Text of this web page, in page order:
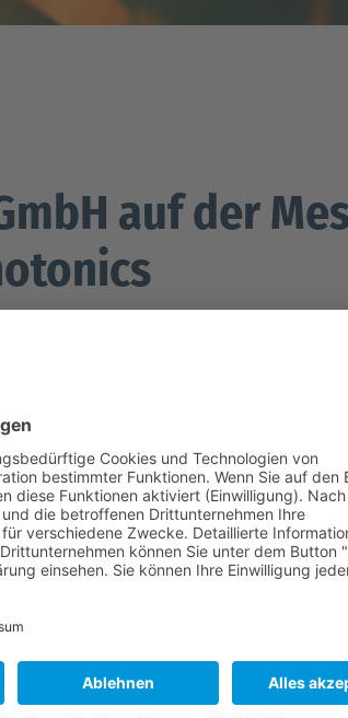
auf der
hiermit laden wir Sie
Komponenten,
ein. Sie findet vom 24.
Die Messe bietet
Produkte und
auszutauschen.
Sie von unseren
Möglichkeit, unsere
deren Qualität zu